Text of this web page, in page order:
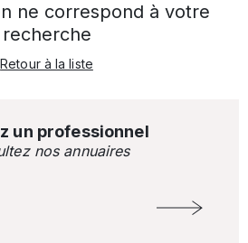
ne correspond à votre
recherche
Retour à la liste
un professionnel
nos annuaires